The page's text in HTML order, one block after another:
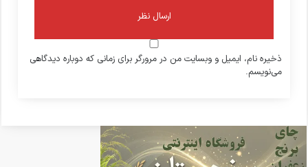
ذخیره نام، ایمیل و وبسایت من در مرورگر برای زمانی که دوباره دیدگاهی
می‌نویسم.